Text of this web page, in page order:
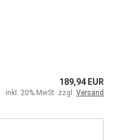
189,94 EUR
inkl. 20% MwSt. zzgl. Versand